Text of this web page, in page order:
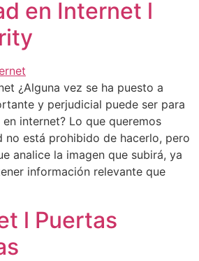
en Internet l
¿Alguna vez se ha puesto a
y perjudicial puede ser para
internet? Lo que queremos
no está prohibido de hacerlo, pero
analice la imagen que subirá, ya
información relevante que
l Puertas